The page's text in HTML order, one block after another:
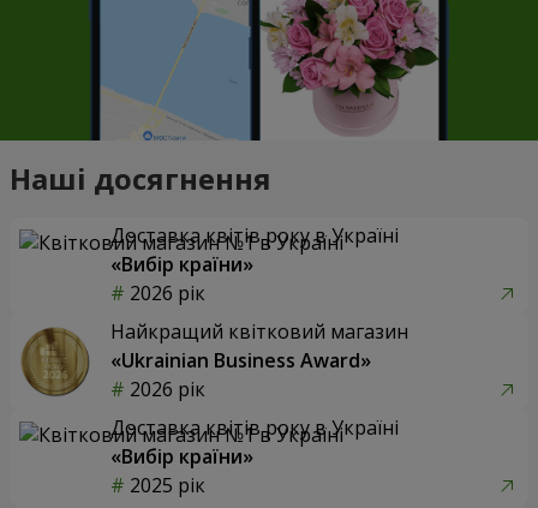
Наші досягнення
Доставка квітів року в Україні
«Вибір країни»
2026 рік
Найкращий квітковий магазин
«Ukrainian Business Award»
2026 рік
Доставка квітів року в Україні
«Вибір країни»
2025 рік